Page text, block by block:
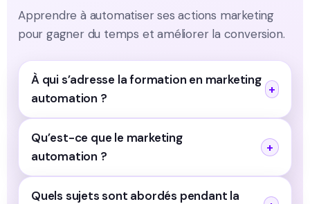
Apprendre à automatiser ses actions marketing
pour gagner du temps et améliorer la conversion.
À qui s’adresse la formation en marketing
automation ?
Qu’est-ce que le marketing
automation ?
Quels sujets sont abordés pendant la